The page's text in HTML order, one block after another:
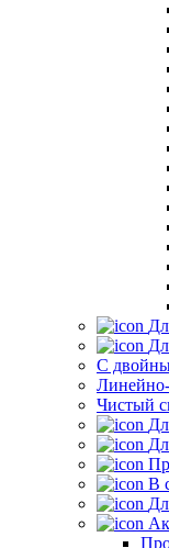
C
Чистый
В